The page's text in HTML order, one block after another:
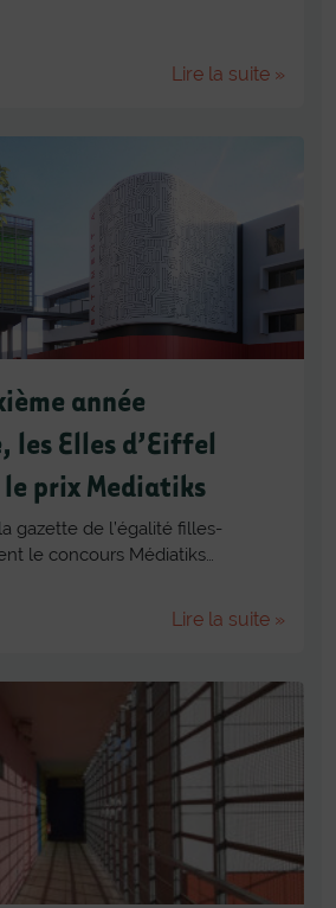
Lire la suite »
année
les Elles d’Eiffel
prix Mediatiks
gazette de l’égalité filles-
le concours Médiatiks…
Lire la suite »